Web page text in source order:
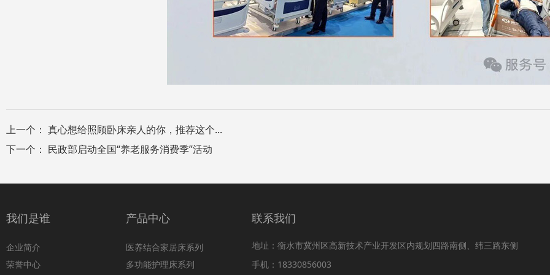
上一个： 真心想给照顾卧床亲人的你，推荐这个...
下一个： 民政部启动全国“养老服务消费季”活动
我们是谁
企业简介
荣誉中心
产品中心
医养结合家居床系列
多功能护理床系列
联系我们
地址：衡水市冀州区高新技术产业开发区内规划四路南侧、纬三路东侧
手机：18330856003